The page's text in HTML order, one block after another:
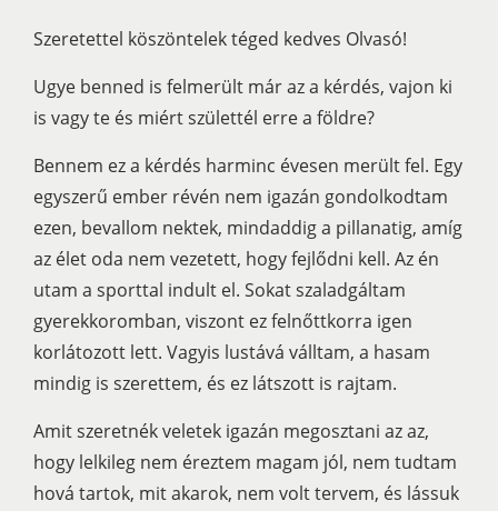
Szeretettel köszöntelek téged kedves Olvasó!
Ugye benned is felmerült már az a kérdés, vajon ki
is vagy te és miért születtél erre a földre?
Bennem ez a kérdés harminc évesen merült fel. Egy
egyszerű ember révén nem igazán gondolkodtam
ezen, bevallom nektek, mindaddig a pillanatig, amíg
az élet oda nem vezetett, hogy fejlődni kell. Az én
utam a sporttal indult el. Sokat szaladgáltam
gyerekkoromban, viszont ez felnőttkorra igen
korlátozott lett. Vagyis lustává válltam, a hasam
mindig is szerettem, és ez látszott is rajtam.
Amit szeretnék veletek igazán megosztani az az,
hogy lelkileg nem éreztem magam jól, nem tudtam
hová tartok, mit akarok, nem volt tervem, és lássuk